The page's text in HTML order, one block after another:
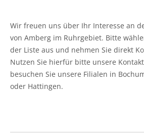
Wir freuen uns über Ihr Interesse an
von Amberg im Ruhrgebiet. Bitte
der Liste aus und nehmen Sie direkt
Nutzen Sie hierfür bitte unsere
besuchen Sie unsere Filialen in
oder Hattingen.